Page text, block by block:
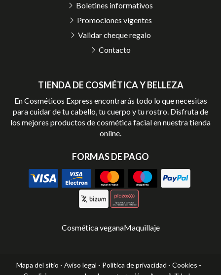
TIENDA DE COSMÉTICA Y BELLEZA
En Cosméticos Express encontrarás todo lo que necesitas
para cuidar de tu cabello, tu cuerpo y tu rostro. Disfruta de
los mejores productos de cosmética facial en nuestra tienda
online.
FORMAS DE PAGO
Boletines informativos
Promociones vigentes
Validar cheque regalo
Contacto
Cosmética veganaMaquillaje
Mapa del sitio - Aviso legal - Política de privacidad - Cookies -